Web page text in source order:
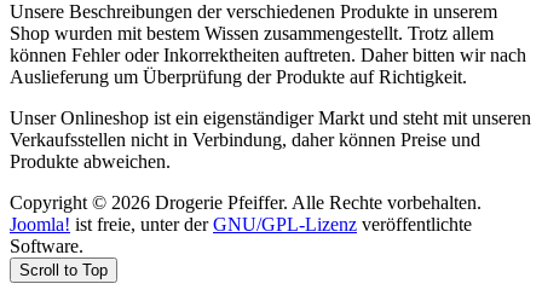
Unsere Beschreibungen der verschiedenen Produkte in unserem
Shop wurden mit bestem Wissen zusammengestellt. Trotz allem
können Fehler oder Inkorrektheiten auftreten. Daher bitten wir nach
Auslieferung um Überprüfung der Produkte auf Richtigkeit.
Unser Onlineshop ist ein eigenständiger Markt und steht mit unseren
Verkaufsstellen nicht in Verbindung, daher können Preise und
Produkte abweichen.
Copyright © 2026 Drogerie Pfeiffer. Alle Rechte vorbehalten.
Joomla! ist freie, unter derGNU/GPL-Lizenz veröffentlichte
Software.
Scroll to Top